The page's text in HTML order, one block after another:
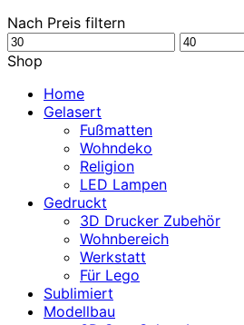
Nach Preis filtern
Min.
Preis
Max.
Shop
Home
Gelasert
Fußmatten
Wohndeko
Religion
LED Lampen
Gedruckt
3D Drucker Zubehör
Wohnbereich
Werkstatt
Für Lego
Sublimiert
Modellbau